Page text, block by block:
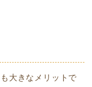
大きなメリットで